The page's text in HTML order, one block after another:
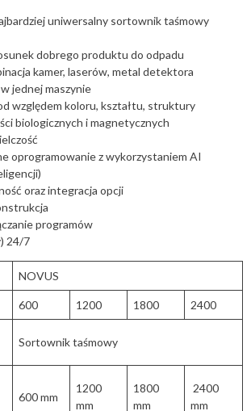
uniwersalny sortownik taśmowy
dobrego produktu do odpadu
kamer, laserów, metal detektora
jednej maszynie
względem koloru, kształtu, struktury
biologicznych i magnetycznych
oprogramowanie z wykorzystaniem AI
oraz integracja opcji
programów
24/7
NOVUS
600 1200 1800 2400
Sortownik taśmowy
600 mm
1200
mm
1800
mm
2400
mm